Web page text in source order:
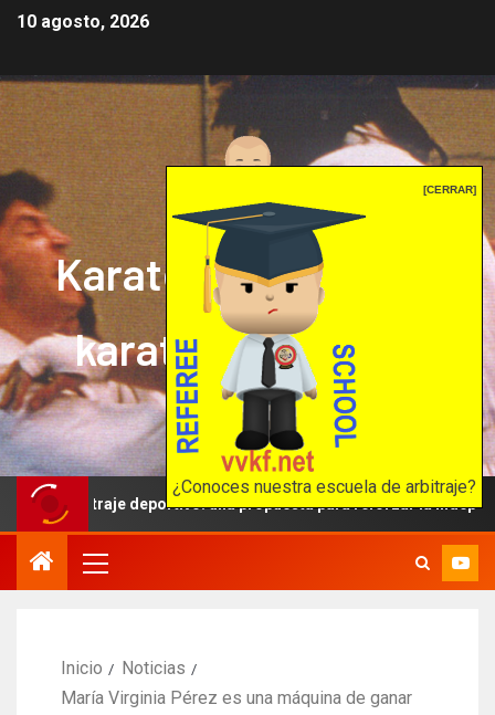
[CERRAR]
¿Conoces nuestra escuela de arbitraje?
10 agosto, 2026
Karate mrprepor: el
karate en internet
El karate en internet
deportivo: una propuesta para reforzar la independencia
Inicio
Noticias
María Virginia Pérez es una máquina de ganar